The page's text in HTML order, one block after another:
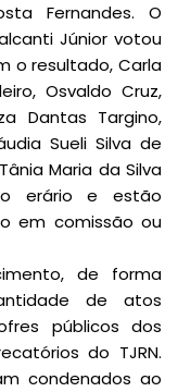
Fernandes. O
Júnior votou
o resultado, Carla
Osvaldo Cruz,
Dantas Targino,
Sueli Silva de
Maria da Silva
erário e estão
em comissão ou
de forma
de atos
públicos dos
do TJRN.
condenados ao